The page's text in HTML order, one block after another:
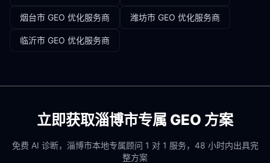
烟台市 GEO 优化服务商 潍坊市 GEO 优化服务商
临沂市 GEO 优化服务商
立即获取淄博市专属 GEO 方案
免费 AI 诊断， 淄博市本地专属顾问 1 对 1 服务，48 小时内出具完
整方案